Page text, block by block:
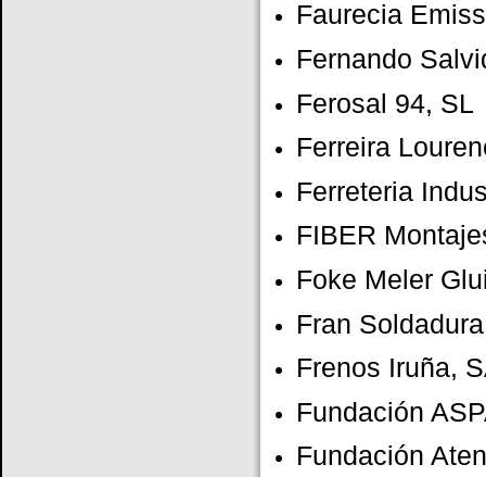
Faurecia
Fernando
Ferosal 94, SL
Ferreira
Ferreteria
FIBER
Foke Meler
Fran
Frenos Iruña,
Fundación
Fundación